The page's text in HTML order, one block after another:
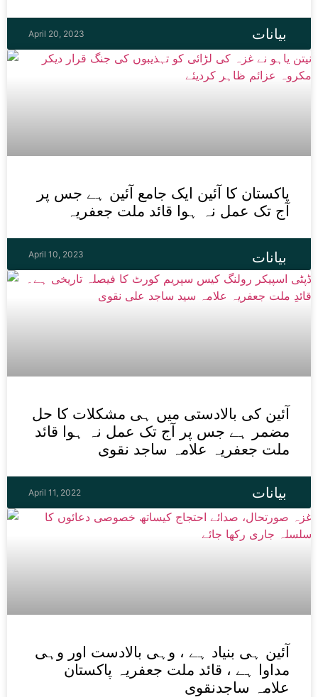
بیانات April 20, 2023
بیانات
پاکستان کا آئین ایک جامع آئین ہے جس پر
آج تک عمل نہ ہوا قائد ملت جعفریہ
April 10, 2023
بیانات
آئین کی بالادستی میں ہی مشکلات کا حل
مضمر ہے جس پر آج تک عمل نہ ہوا قائد
ملت جعفریہ علامہ ساجد نقوی
April 11, 2022
آئین ہی بنیاد ہے ، وہی بالادست اور وہی
مداوا ہے ، قائد ملت جعفریہ پاکستان
علامہ ساجدنقوی